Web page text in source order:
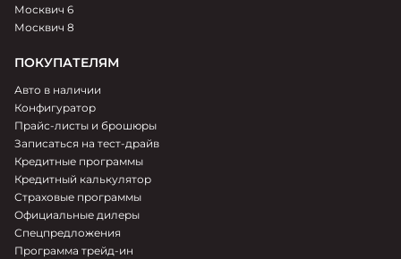
Москвич 6
Москвич 8
ПОКУПАТЕЛЯМ
Авто в наличии
Конфигуратор
Прайс-листы и брошюры
Записаться на тест-драйв
Кредитные программы
Кредитный калькулятор
Страховые программы
Официальные дилеры
Спецпредложения
Программа трейд-ин